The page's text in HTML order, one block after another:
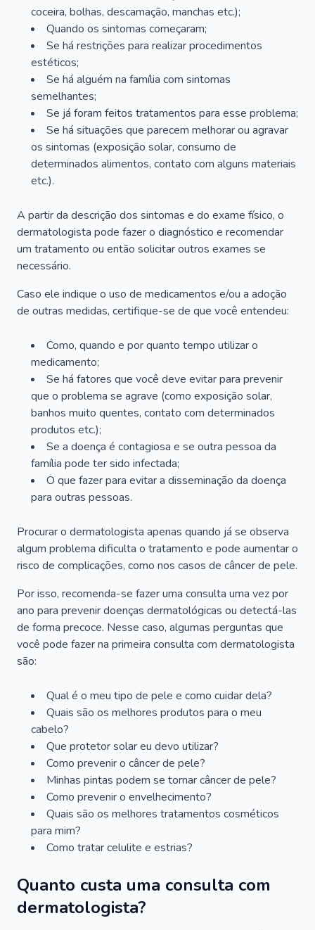
coceira, bolhas, descamação, manchas etc.);
Quando os sintomas começaram;
Se há restrições para realizar procedimentos
estéticos;
Se há alguém na família com sintomas
semelhantes;
Se já foram feitos tratamentos para esse problema;
Se há situações que parecem melhorar ou agravar
os sintomas (exposição solar, consumo de
determinados alimentos, contato com alguns materiais
etc.).
A partir da descrição dos sintomas e do exame físico, o
dermatologista pode fazer o diagnóstico e recomendar
um tratamento ou então solicitar outros exames se
necessário.
Caso ele indique o uso de medicamentos e/ou a adoção
de outras medidas, certifique-se de que você entendeu:
Como, quando e por quanto tempo utilizar o
medicamento;
Se há fatores que você deve evitar para prevenir
que o problema se agrave (como exposição solar,
banhos muito quentes, contato com determinados
produtos etc.);
Se a doença é contagiosa e se outra pessoa da
família pode ter sido infectada;
O que fazer para evitar a disseminação da doença
para outras pessoas.
Procurar o dermatologista apenas quando já se observa
algum problema dificulta o tratamento e pode aumentar o
risco de complicações, como nos casos de câncer de pele.
Por isso, recomenda-se fazer uma consulta uma vez por
ano para prevenir doenças dermatológicas ou detectá-las
de forma precoce. Nesse caso, algumas perguntas que
você pode fazer na primeira consulta com dermatologista
são:
Qual é o meu tipo de pele e como cuidar dela?
Quais são os melhores produtos para o meu
cabelo?
Que protetor solar eu devo utilizar?
Como prevenir o câncer de pele?
Minhas pintas podem se tornar câncer de pele?
Como prevenir o envelhecimento?
Quais são os melhores tratamentos cosméticos
para mim?
Como tratar celulite e estrias?
Quanto custa uma consulta com
dermatologista?